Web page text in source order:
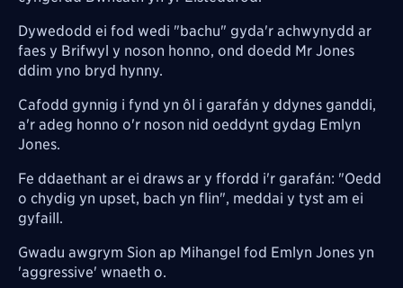
Dywedodd ei fod wedi "bachu" gyda'r achwynydd ar
faes y Brifwyl y noson honno, ond doedd Mr Jones
ddim yno bryd hynny.
Cafodd gynnig i fynd yn ôl i garafán y ddynes ganddi,
a'r adeg honno o'r noson nid oeddynt gydag Emlyn
Jones.
Fe ddaethant ar ei draws ar y ffordd i'r garafán: "Oedd
o chydig yn upset, bach yn flin", meddai y tyst am ei
gyfaill.
Gwadu awgrym Sion ap Mihangel fod Emlyn Jones yn
'aggressive' wnaeth o.